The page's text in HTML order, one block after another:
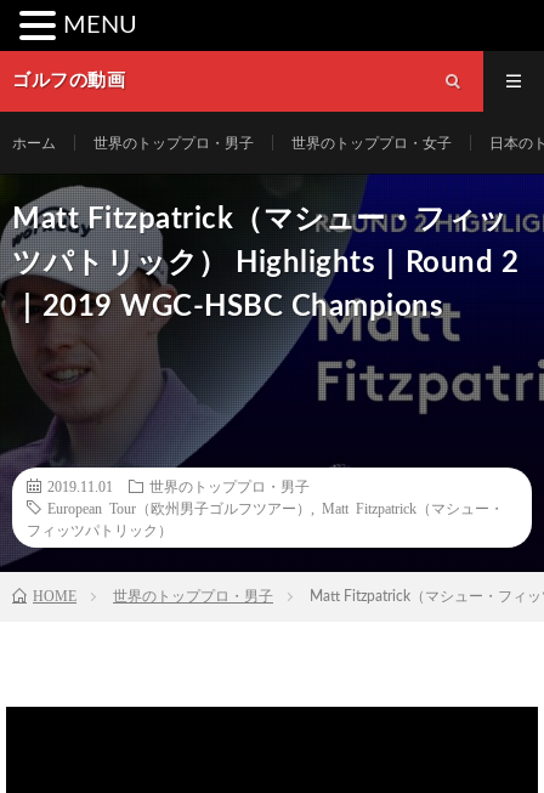
ゴルフの動画
ホーム 世界のトッププロ・男子 世界のトッププロ・女子 日本の
Matt Fitzpatrick（マシュー・フィッ
ツパトリック） Highlights｜Round 2
｜2019 WGC-HSBC Champions
2019.11.01
世界のトッププロ・男子
European Tour（欧州男子ゴルフツアー）
Matt Fitzpatrick（マシュー・
フィッツパトリック）
HOME 世界のトッププロ・男子 Matt Fitzpatrick（マシュー・フィ
MENU